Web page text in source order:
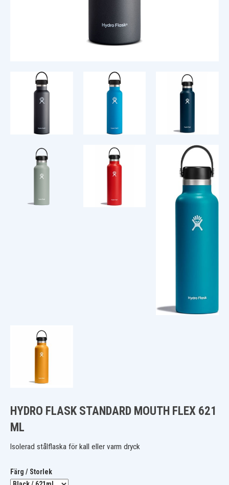
HYDRO FLASK STANDARD MOUTH FLEX 621
ML
Isolerad stålflaska för kall eller varm dryck
Färg / Storlek